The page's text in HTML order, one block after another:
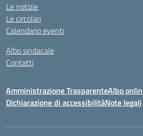
Le notizie
Le circolari
Calendario eventi
Albo sindacale
Contatti
Amministrazione TrasparenteAlbo
Dichiarazione di accessibilitàNote legali